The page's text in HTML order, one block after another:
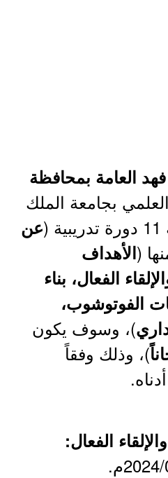
العامة بمحافظة
بجامعة الملك
عن
(الأهداف
الفعال، بناء
الفوتوشوب،
)، وسوف يكون
)، وذلك وفقاً